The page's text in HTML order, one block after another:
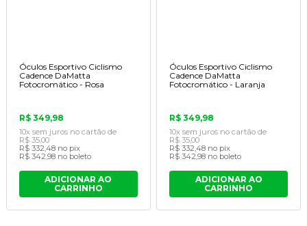
Óculos Esportivo Ciclismo
Cadence DaMatta
Fotocromático - Rosa
R$ 349,98
10x sem juros no cartãode
R$ 35,00
R$ 332,48 no pix
R$ 342,98 no boleto
ADICIONAR AO
CARRINHO
Óculos Esportivo Ciclismo
Cadence DaMatta
Fotocromático - Laranja
R$ 349,98
10x sem juros no cartão de
R$ 35,00
R$ 332,48 no pix
R$ 342,98 no boleto
ADICIONAR AO
CARRINHO